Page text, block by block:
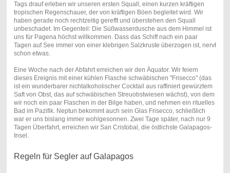
Tags drauf erleben wir unseren ersten Squall, einen kurzen kräftigen
tropischen Regenschauer, der von kräftigen Böen begleitet wird. Wir
haben gerade noch rechtzeitig gerefft und überstehen den Squall
unbeschadet. Im Gegenteil: Die Süßwasserdusche aus dem Himmel ist
uns für Pagena höchst willkommen. Dass das Schiff nach ein paar
Tagen auf See immer von einer klebrigen Salzkruste überzogen ist, nervt
schon etwas.
Eine Woche nach der Abfahrt erreichen wir den Äquator. Wir feiern
dieses Ereignis mit einer kühlen Flasche schwäbischen "Frisecco" (das
ist ein wunderbarer nichtalkoholischer Cocktail aus raffiniert gewürztem
Saft von Obst, das auf schwäbischen Streuobstwiesen wächst), von dem
wir noch ein paar Flaschen in der Bilge haben, und nehmen ein rituelles
Bad im Pazifik. Neptun bekommt auch sein Glas Frisecco, schließlich
war er uns bislang immer wohlgesonnen. Zwei Tage später, nach nur 9
Tagen Überfahrt, erreichen wir San Cristobal, die östlichste Galapagos-
Insel.
Regeln für Segler auf Galapagos